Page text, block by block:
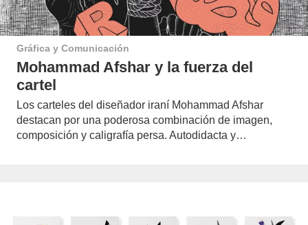
Gráfica y Comunicación
Mohammad Afshar y la fuerza del
cartel
Los carteles del diseñador iraní Mohammad Afshar
destacan por una poderosa combinación de imagen,
composición y caligrafía persa. Autodidacta y…